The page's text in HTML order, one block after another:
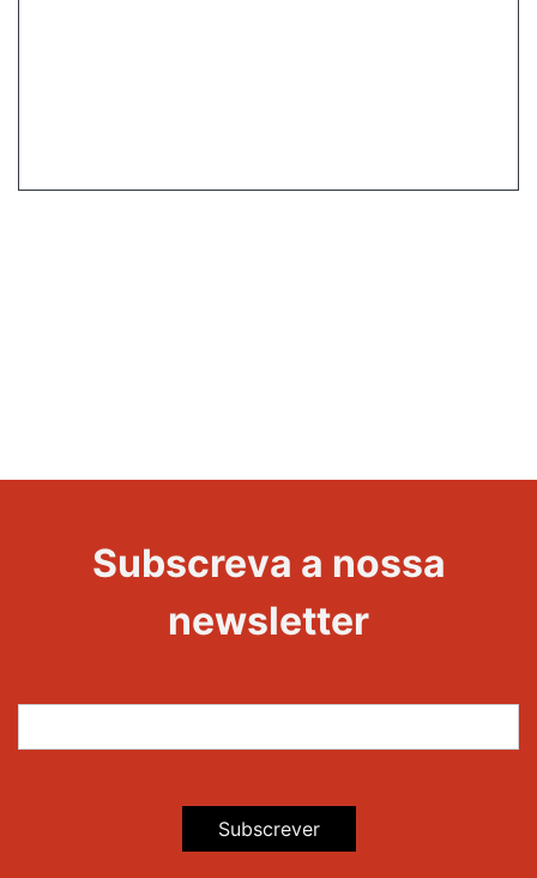
Subscreva a nossa
newsletter
Subscrever